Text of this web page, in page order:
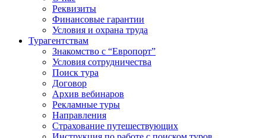
Реквизиты
Финансовые гарантии
Условия и охрана труда
Турагентствам
Знакомство с “Европорт”
Условия сотрудничества
Поиск тура
Договор
Архив вебинаров
Рекламные туры
Направления
Страхование путешествующих